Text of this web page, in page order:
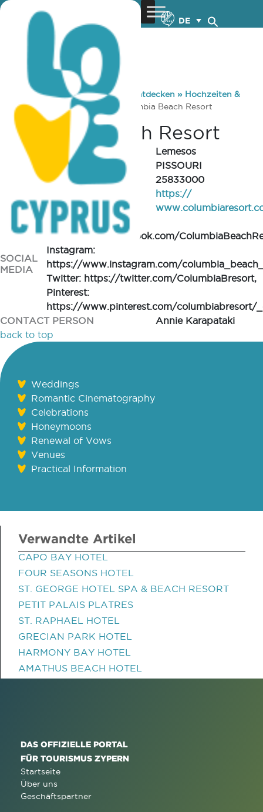
DE
You are here: Home»Zypern entdecken » Hochzeiten &
Flitterwochen
»Venues Columbia Beach Resort
Columbia Beach Resort
REGION
Lemesos
CITY/VILLAGE
PISSOURI
TELEPHONE
25833000
WEBSITE
https://
SOCIAL
MEDIA
Facebook:
https://www.facebook.com/
Instagram:
https://www.instagram.com/
Twitter: https://twitter.com/ColumbiaBresort,
Pinterest:
https://www.pinterest.com/columbiabresort/
CONTACT PERSON
Annie Karapataki
back to top
Weddings
Romantic Cinematography
Celebrations
Honeymoons
Renewal of Vows
Venues
Practical Information
Verwandte Artikel
CAPO BAY HOTEL
FOUR SEASONS HOTEL
ST. GEORGE HOTEL SPA & BEACH RESORT
PETIT PALAIS PLATRES
ST. RAPHAEL HOTEL
GRECIAN PARK HOTEL
HARMONY BAY HOTEL
AMATHUS BEACH HOTEL
DAS OFFIZIELLE PORTAL
FÜR TOURISMUS ZYPERN
Startseite
Über uns
Geschäftspartner